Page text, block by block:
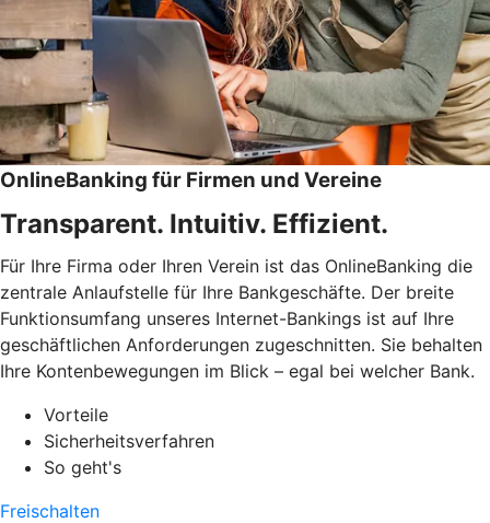
OnlineBanking für Firmen und Vereine
Transparent. Intuitiv. Effizient.
Für Ihre Firma oder Ihren Verein ist das OnlineBanking die
zentrale Anlaufstelle für Ihre Bankgeschäfte. Der breite
Funktionsumfang unseres Internet-Bankings ist auf Ihre
geschäftlichen Anforderungen zugeschnitten. Sie behalten
Ihre Kontenbewegungen im Blick – egal bei welcher Bank.
Vorteile
Sicherheitsverfahren
So geht's
Freischalten